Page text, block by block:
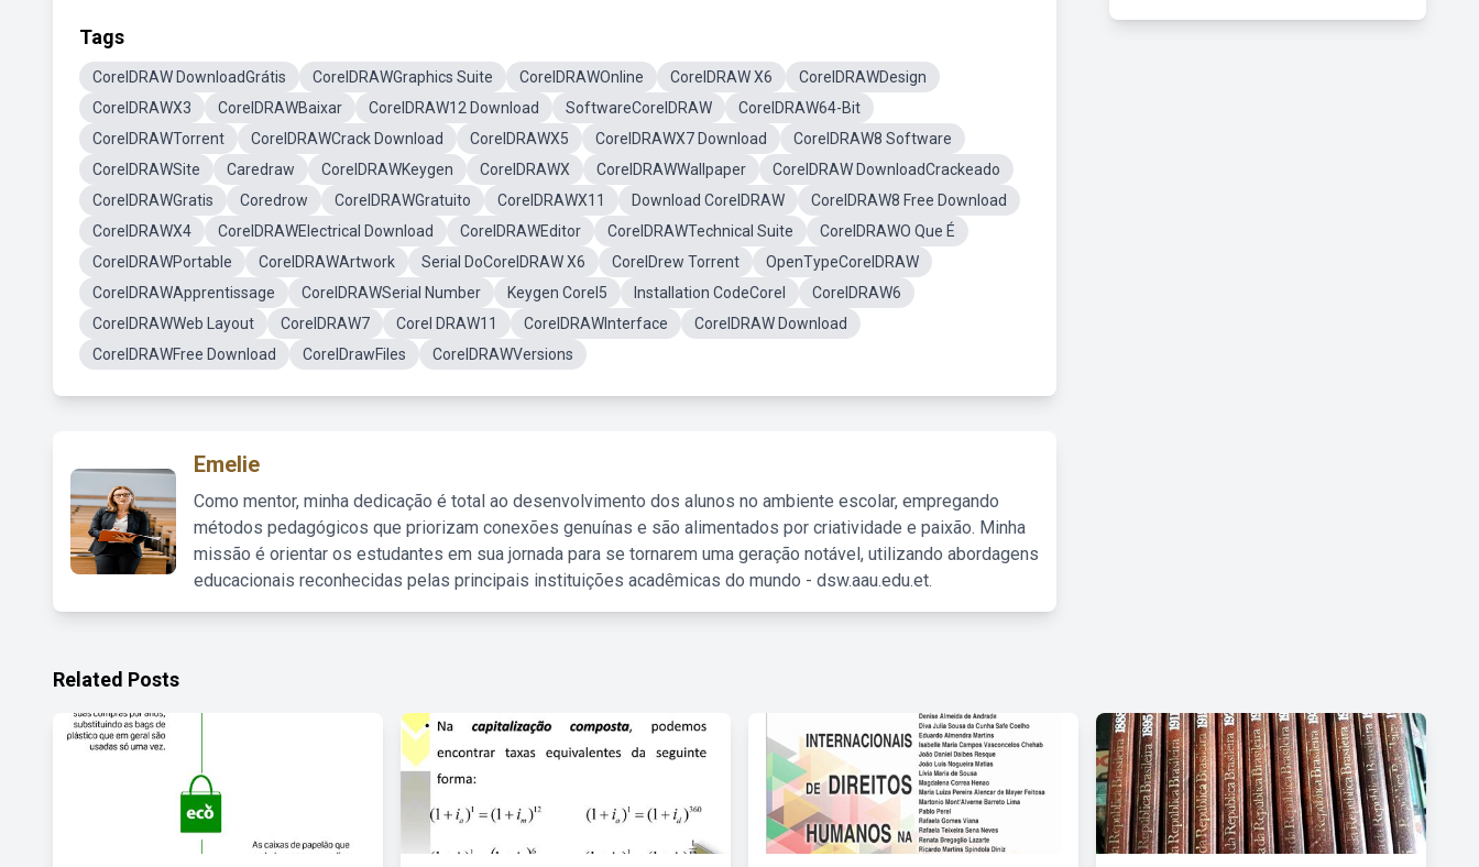
Tags
CorelDRAW DownloadGrátis CorelDRAWGraphics Suite CorelDRAWOnline CorelDRAW X6
CorelDRAWDesign
CorelDRAWX3
CorelDRAWBaixar CorelDRAW12 Download SoftwareCorelDRAW
CorelDRAW64-Bit
CorelDRAWTorrent
CorelDRAWCrack Download CorelDRAWX5 CorelDRAWX7 Download
CorelDRAW8 Software
CorelDRAWSite
Caredraw CorelDRAWKeygen CorelDRAWX CorelDRAWWallpaper
CorelDRAW DownloadCrackeado
CorelDRAWGratis
Coredrow CorelDRAWGratuito CorelDRAWX11 Download CorelDRAW
CorelDRAW8 Free Download
CorelDRAWX4
CorelDRAWElectrical Download CorelDRAWEditor CorelDRAWTechnical Suite
CorelDRAWO Que É
CorelDRAWPortable
CorelDRAWArtwork Serial DoCorelDRAW X6 CorelDrew Torrent
OpenTypeCorelDRAW
CorelDRAWApprentissage
CorelDRAWSerial Number Keygen Corel5 Installation CodeCorel
CorelDRAW6
CorelDRAWWeb Layout
CorelDRAW7 Corel DRAW11 CorelDRAWInterface
CorelDRAW Download
CorelDRAWFree Download
CorelDrawFiles CorelDRAWVersions
Emelie
Como mentor, minha dedicação é total ao desenvolvimento dos alunos no ambiente escolar, empregando
métodos pedagógicos que priorizam conexões genuínas e são alimentados por criatividade e paixão. Minha
missão é orientar os estudantes em sua jornada para se tornarem uma geração notável, utilizando abordagens
educacionais reconhecidas pelas principais instituições acadêmicas do mundo - dsw.aau.edu.et.
Related Posts